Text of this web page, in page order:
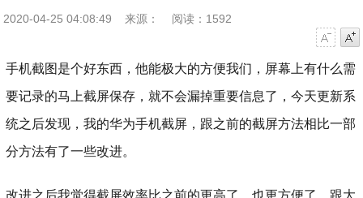
2020-04-25 04:08:49 来源：
阅读：1592
手机截图是个好东西，他能极大的方便我们，屏幕上有什么需
要记录的马上截屏保存，就不会漏掉重要信息了，今天更新系
统之后发现，我的华为手机截屏，跟之前的截屏方法相比一部
分方法有了一些改进。
改进之后我觉得截屏效率比之前的更高了，也更方便了，跟大